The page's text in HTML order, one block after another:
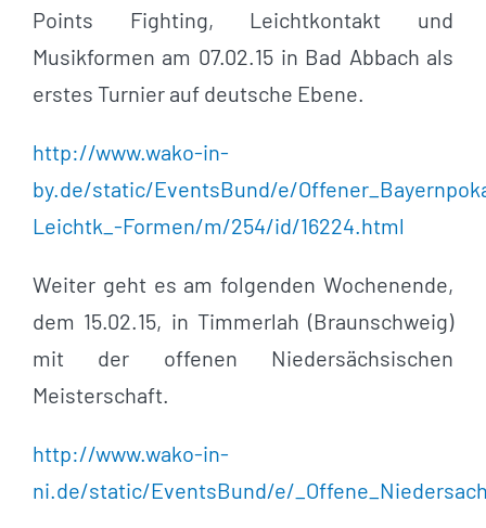
Points Fighting, Leichtkontakt und
Musikformen am 07.02.15 in Bad Abbach als
erstes Turnier auf deutsche Ebene.
http://www.wako-in-
by.de/static/EventsBund/e/
Leichtk_-Formen/m/254/id/16224.html
Weiter geht es am folgenden Wochenende,
dem 15.02.15, in Timmerlah (Braunschweig)
mit der offenen Niedersächsischen
Meisterschaft.
http://www.wako-in-
ni.de/static/EventsBund/e/